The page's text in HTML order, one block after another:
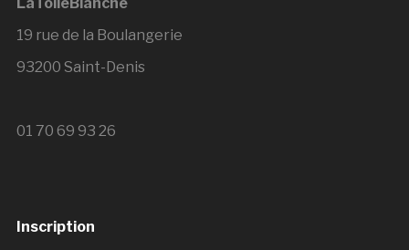
19 rue de la Boulangerie
93200 Saint-Denis
01 70 69 93 26
Inscription